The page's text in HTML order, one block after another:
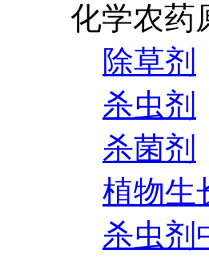
化学农药
除草剂
杀虫剂
杀菌剂
植物生
杀虫剂